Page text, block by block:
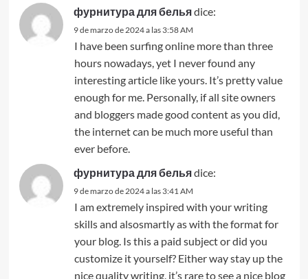
фурнитура для бельяdice:
9 de marzo de 2024 a las 3:58 AM
I have been surfing online more than three
hours nowadays, yet I never found any
interesting article like yours. It’s pretty value
enough for me. Personally, if all site owners
and bloggers made good content as you did,
the internet can be much more useful than
ever before.
фурнитура для бельяdice:
9 de marzo de 2024 a las 3:41 AM
I am extremely inspired with your writing
skills and alsosmartly as with the format for
your blog. Is this a paid subject or did you
customize it yourself? Either way stay up the
nice quality writing, it’s rare to see a nice blog